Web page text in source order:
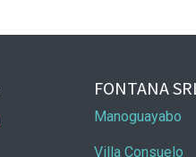
FONTANA
Manoguayabo
Villa Consuelo